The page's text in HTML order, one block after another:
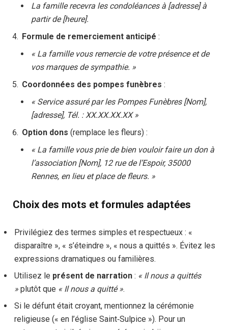
La famille recevra les condoléances à [adresse] à
partir de [heure].
Formule de remerciement anticipé :
« La famille vous remercie de votre présence et de
vos marques de sympathie. »
Coordonnées des pompes funèbres :
« Service assuré par les Pompes Funèbres [Nom],
[adresse], Tél. : XX.XX.XX.XX »
Option dons (remplace les fleurs) :
« La famille vous prie de bien vouloir faire un don à
l’association [Nom], 12 rue de l’Espoir, 35000
Rennes, en lieu et place de fleurs. »
Choix des mots et formules adaptées
Privilégiez des termes simples et respectueux : «
disparaître », « s’éteindre », « nous a quittés ». Évitez les
expressions dramatiques ou familières.
Utilisez le présent de narration : « Il nous a quittés
» plutôt que « Il nous a quitté ».
Si le défunt était croyant, mentionnez la cérémonie
religieuse (« en l’église Saint‑Sulpice »). Pour un